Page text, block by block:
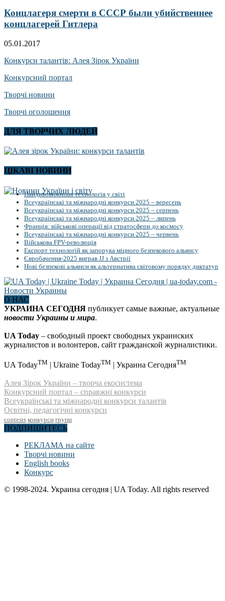
Концлагеря смерти в СССР были убийственнее
концлагерей Гитлера
05.01.2017
Конкурси талантів: Алея Зірок України
Конкурсний портал
Творчі новини
Творчі оголошення
ДЛЯ ТВОРЧИХ ЛЮДЕЙ
ЦІКАВІ НОВИНИ
Найдивовижніша технологія у світі
Всеукраїнські та міжнародні конкурси 2025 – вересень
Всеукраїнські та міжнародні конкурси 2025 – серпень
Всеукраїнські та міжнародні конкурси 2025 – липень
Франція: військові операції від стратосфери до космосу
Всеукраїнські та міжнародні конкурси 2025 – червень
Військова FPV-революція
Експорт технологій як запорука міцного безпекового альянсу
Євробачення-2025 виграв JJ з Австрії
Нові безпекові альянси як альтернатива світовому порядку диктатур
О НАС
УКРАИНА СЕГОДНЯ публикует самые важные, актуальные
новости Украины и мира.
UA Today – свободный проект свободных украинских
журналистов и волонтеров, сайт гражданской журналистики.
UA TodayTM | Ukraine TodayTM | Украина СегодняTM
Алея Зірок України – творча екосистема
Конкурсний портал – справжні конкурси
Всеукраїнські та міжнародні конкурси талантів
Освітні, педагогічні конкурси
contests конкурси групи
ПОДПИШИТЕСЬ
РЕКЛАМА на сайте
Творчі новини
English books
Конкурс
© 1998-2024. Украина сегодня | UA Today. All rights reserved